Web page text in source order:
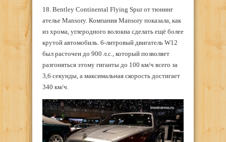
18. Bentley Continental Flying Spur от тюнинг
ателье Mansory. Компания Mansory показала, как
из хрома, углеродного волокна сделать ещё более
крутой автомобиль. 6-литровый двигатель W12
был расточен до 900 л.с., который позволяет
разгоняться этому гиганты до 100 км/ч всего за
3,6 секунды, а максимальная скорость достигает
340 км/ч.